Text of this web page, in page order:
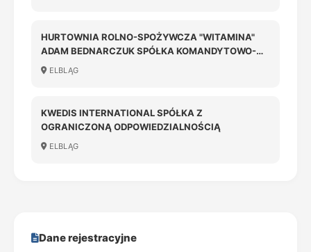
HURTOWNIA ROLNO-SPOŻYWCZA "WITAMINA"
ADAM BEDNARCZUK SPÓŁKA KOMANDYTOWO-
AKCYJNA
ELBLĄG
KWEDIS INTERNATIONAL SPÓŁKA Z
OGRANICZONĄ ODPOWIEDZIALNOŚCIĄ
ELBLĄG
Dane rejestracyjne